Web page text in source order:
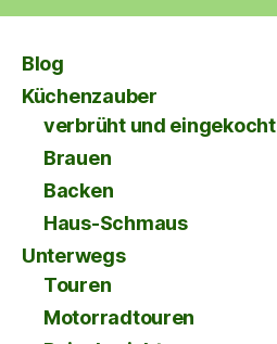
Blog
Küchenzauber
verbrüht und eingekocht
Brauen
Backen
Haus-Schmaus
Unterwegs
Touren
Motorradtouren